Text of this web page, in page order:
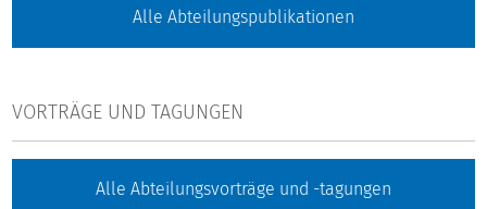
Veränderungen der Governance im Hochschulsystem
Verhältnis zwischen Wissenschaftsministerien und
Hochschulen (Ebene Land-Hochschule) zum Ausdruck.
Alle Abteilungspublikationen
VORTRÄGE UND TAGUNGEN
Alle Abteilungsvorträge und -tagungen